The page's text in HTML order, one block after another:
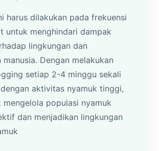
harus dilakukan pada frekuensi
untuk menghindari dampak
lingkungan dan
manusia. Dengan melakukan
setiap 2-4 minggu sekali
aktivitas nyamuk tinggi,
populasi nyamuk
dan menjadikan lingkungan